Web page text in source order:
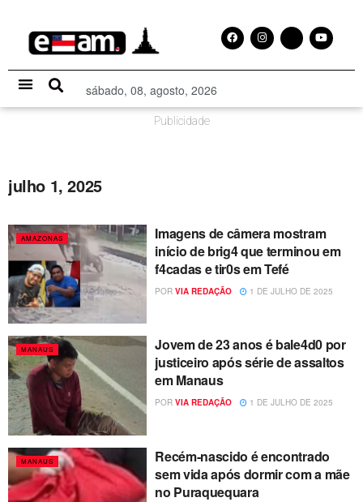
sábado, 08, agosto, 2026
Publicidade
julho 1, 2025
AMAZONAS
Imagens de câmera mostram
início de brig4 que terminou em
f4cadas e tir0s em Tefé
POR VIA REDAÇÃO 1 DE JULHO DE 2025
MANAUS
Jovem de 23 anos é bale4d0 por
justiceiro após série de assaltos
em Manaus
POR VIA REDAÇÃO 1 DE JULHO DE 2025
MANAUS
Recém-nascido é encontrado
sem vida após dormir com a mãe
no Puraquequara